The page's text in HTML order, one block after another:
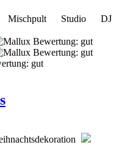
Mischpult Studio DJ